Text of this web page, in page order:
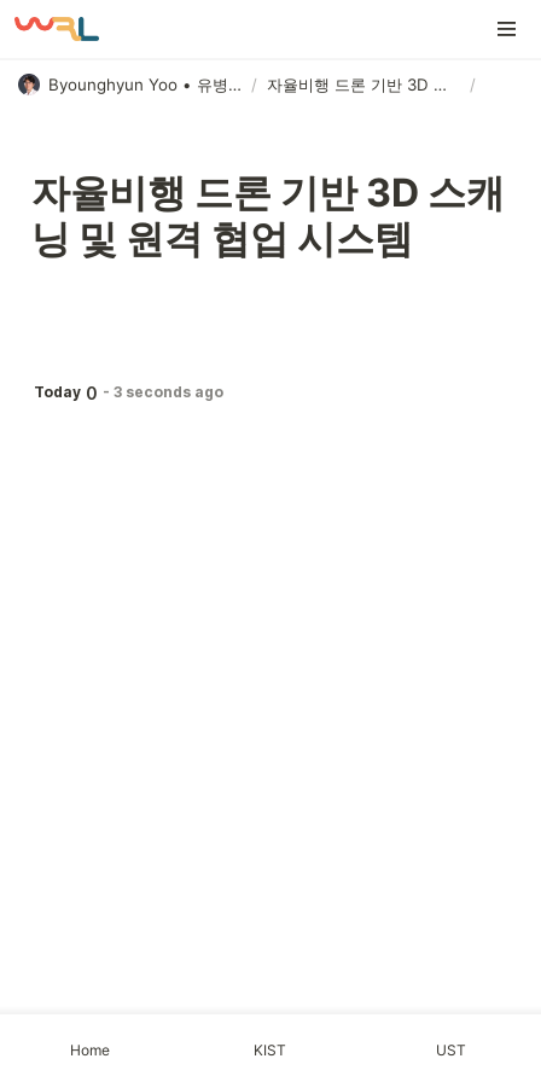
Byounghyun Yoo • 유병현 / 자율비행 드론 기반 3D 스캐닝 및 원격 협업 시스템 /
자율비행 드론 기반 3D 스캐
닝 및 원격 협업 시스템
Today 0 - 3 seconds ago
Home KIST UST